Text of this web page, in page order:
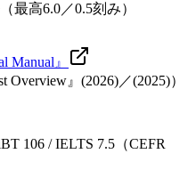
最高6.0／0.5刻み）
Manual』
Overview』(2026)／(2025)）
106 / IELTS 7.5（CEFR